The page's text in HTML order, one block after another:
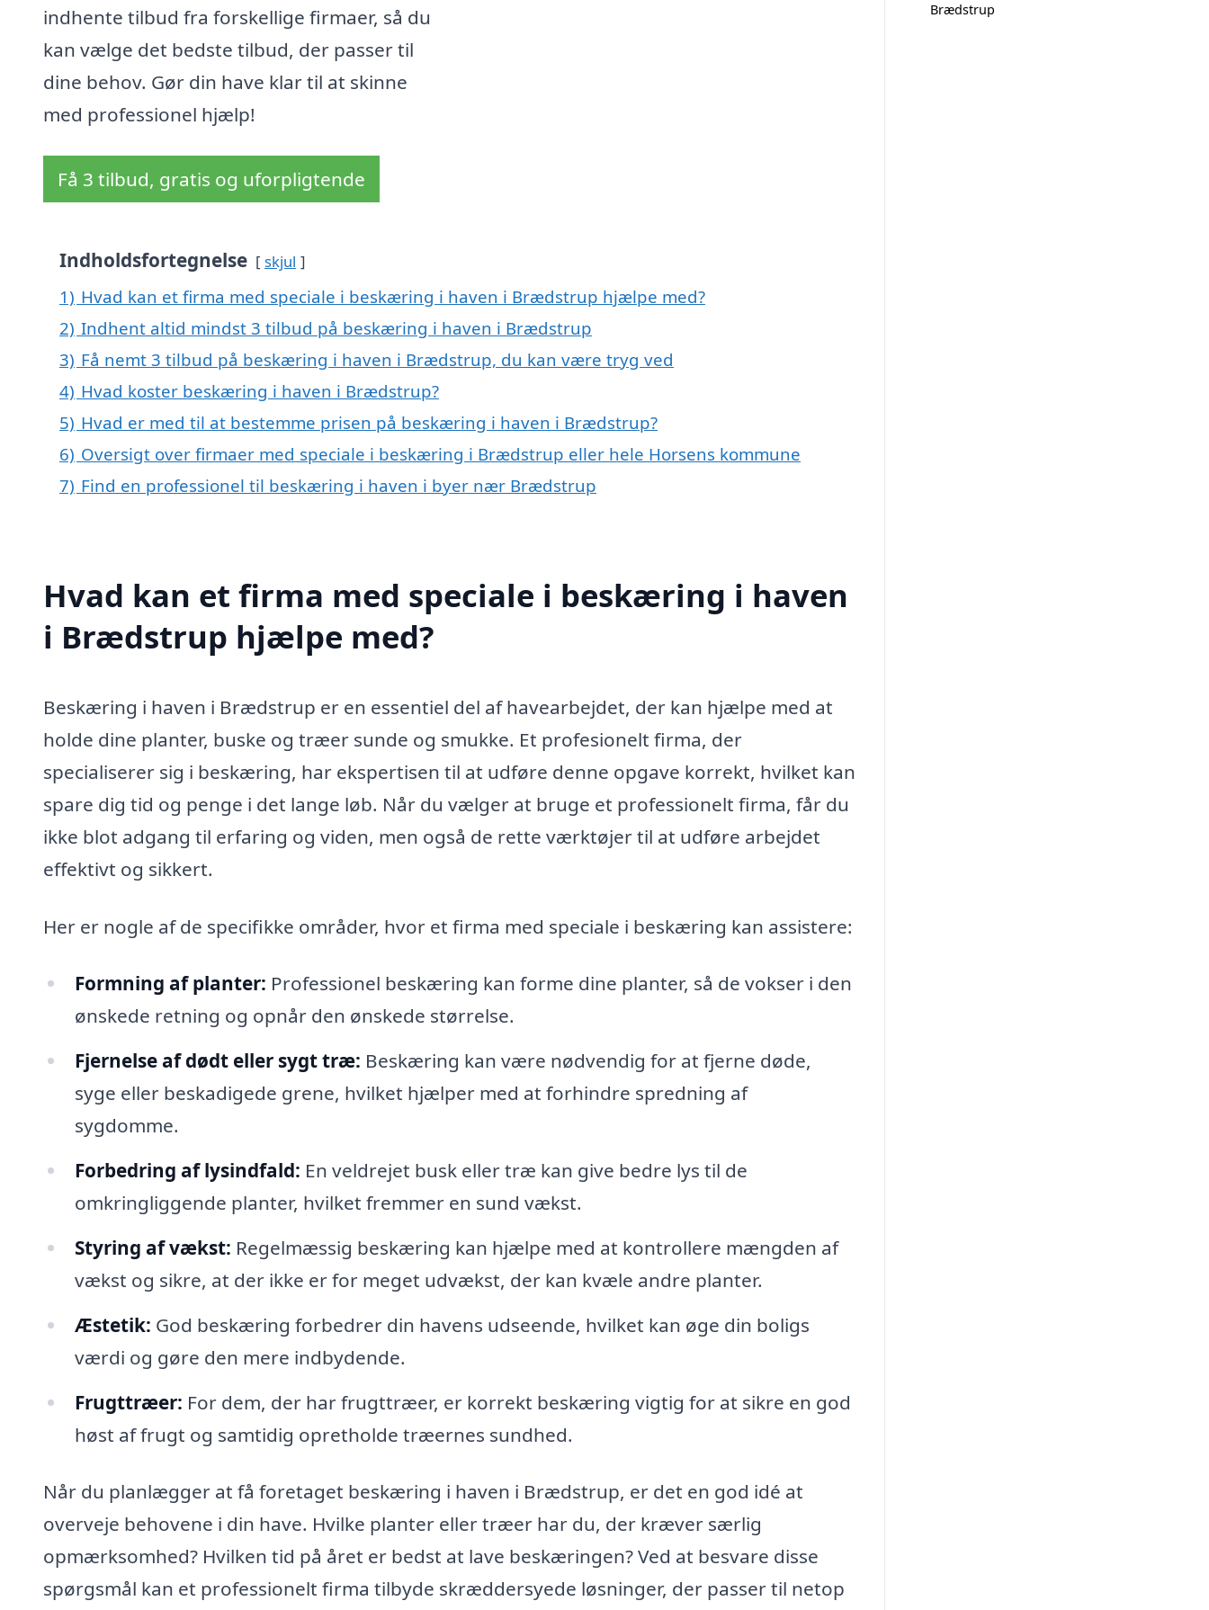
indhente tilbud fra forskellige firmaer, så du
kan vælge det bedste tilbud, der passer til
dine behov. Gør din have klar til at skinne
med professionel hjælp!
Få 3 tilbud, gratis og uforpligtende
Indholdsfortegnelse skjul
1) Hvad kan et firma med speciale i beskæring i haven i Brædstrup hjælpe med?
2) Indhent altid mindst 3 tilbud på beskæring i haven i Brædstrup
3) Få nemt 3 tilbud på beskæring i haven i Brædstrup, du kan være tryg ved
4) Hvad koster beskæring i haven i Brædstrup?
5) Hvad er med til at bestemme prisen på beskæring i haven i Brædstrup?
6) Oversigt over firmaer med speciale i beskæring i Brædstrup eller hele Horsens kommune
7) Find en professionel til beskæring i haven i byer nær Brædstrup
Hvad kan et firma med speciale i beskæring i haven
i Brædstrup hjælpe med?
Beskæring i haven i Brædstrup er en essentiel del af havearbejdet, der kan hjælpe med at
holde dine planter, buske og træer sunde og smukke. Et profesionelt firma, der
specialiserer sig i beskæring, har ekspertisen til at udføre denne opgave korrekt, hvilket kan
spare dig tid og penge i det lange løb. Når du vælger at bruge et professionelt firma, får du
ikke blot adgang til erfaring og viden, men også de rette værktøjer til at udføre arbejdet
effektivt og sikkert.
Her er nogle af de specifikke områder, hvor et firma med speciale i beskæring kan assistere:
Formning af planter: Professionel beskæring kan forme dine planter, så de vokser i den
ønskede retning og opnår den ønskede størrelse.
Fjernelse af dødt eller sygt træ: Beskæring kan være nødvendig for at fjerne døde,
syge eller beskadigede grene, hvilket hjælper med at forhindre spredning af
sygdomme.
Forbedring af lysindfald: En veldrejet busk eller træ kan give bedre lys til de
omkringliggende planter, hvilket fremmer en sund vækst.
Styring af vækst: Regelmæssig beskæring kan hjælpe med at kontrollere mængden af
vækst og sikre, at der ikke er for meget udvækst, der kan kvæle andre planter.
Æstetik: God beskæring forbedrer din havens udseende, hvilket kan øge din boligs
værdi og gøre den mere indbydende.
Frugttræer: For dem, der har frugttræer, er korrekt beskæring vigtig for at sikre en god
høst af frugt og samtidig opretholde træernes sundhed.
Når du planlægger at få foretaget beskæring i haven i Brædstrup, er det en god idé at
overveje behovene i din have. Hvilke planter eller træer har du, der kræver særlig
opmærksomhed? Hvilken tid på året er bedst at lave beskæringen? Ved at besvare disse
spørgsmål kan et professionelt firma tilbyde skræddersyede løsninger, der passer til netop
Brædstrup